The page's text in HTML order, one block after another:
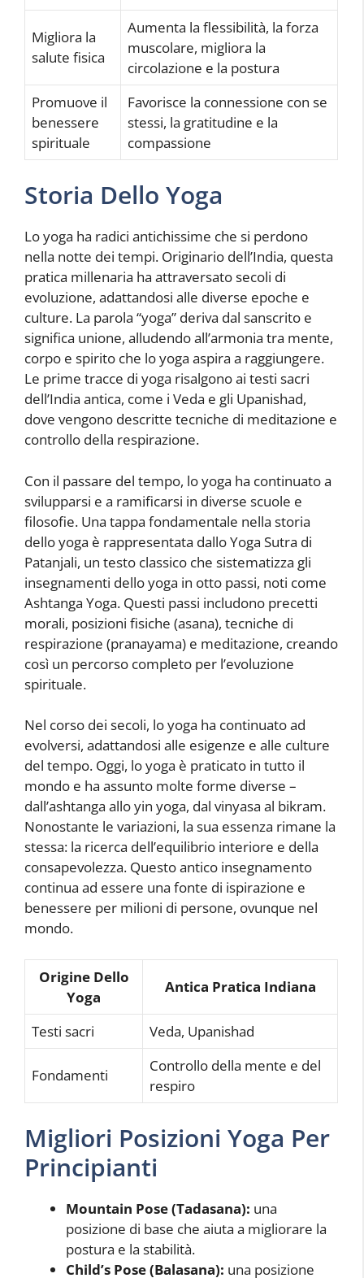
Migliora la
salute fisica
Aumenta la flessibilità, la forza
muscolare, migliora la
circolazione e la postura
Promuove il
benessere
spirituale
Favorisce la connessione con se
stessi, la gratitudine e la
compassione
Storia Dello Yoga
Lo yoga ha radici antichissime che si perdono
nella notte dei tempi. Originario dell’India, questa
pratica millenaria ha attraversato secoli di
evoluzione, adattandosi alle diverse epoche e
culture. La parola “yoga” deriva dal sanscrito e
significa unione, alludendo all’armonia tra mente,
corpo e spirito che lo yoga aspira a raggiungere.
Le prime tracce di yoga risalgono ai testi sacri
dell’India antica, come i Veda e gli Upanishad,
dove vengono descritte tecniche di meditazione e
controllo della respirazione.
Con il passare del tempo, lo yoga ha continuato a
svilupparsi e a ramificarsi in diverse scuole e
filosofie. Una tappa fondamentale nella storia
dello yoga è rappresentata dallo Yoga Sutra di
Patanjali, un testo classico che sistematizza gli
insegnamenti dello yoga in otto passi, noti come
Ashtanga Yoga. Questi passi includono precetti
morali, posizioni fisiche (asana), tecniche di
respirazione (pranayama) e meditazione, creando
così un percorso completo per l’evoluzione
spirituale.
Nel corso dei secoli, lo yoga ha continuato ad
evolversi, adattandosi alle esigenze e alle culture
del tempo. Oggi, lo yoga è praticato in tutto il
mondo e ha assunto molte forme diverse –
dall’ashtanga allo yin yoga, dal vinyasa al bikram.
Nonostante le variazioni, la sua essenza rimane la
stessa: la ricerca dell’equilibrio interiore e della
consapevolezza. Questo antico insegnamento
continua ad essere una fonte di ispirazione e
benessere per milioni di persone, ovunque nel
mondo.
Origine Dello
Yoga
Antica Pratica Indiana
Testi sacri Veda, Upanishad
Fondamenti
Controllo della mente e del
respiro
Migliori Posizioni Yoga Per
Principianti
Mountain Pose (Tadasana): una
posizione di base che aiuta a migliorare la
postura e la stabilità.
Child’s Pose (Balasana): una posizione